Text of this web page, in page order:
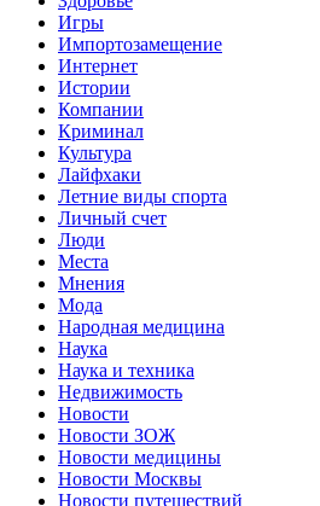
Игры
Импортозамещение
Интернет
Истории
Компании
Криминал
Культура
Лайфхаки
Летние виды спорта
Личный счет
Люди
Места
Мнения
Мода
Народная медицина
Наука
Наука и техника
Недвижимость
Новости
Новости ЗОЖ
Новости медицины
Новости Москвы
Новости путешествий